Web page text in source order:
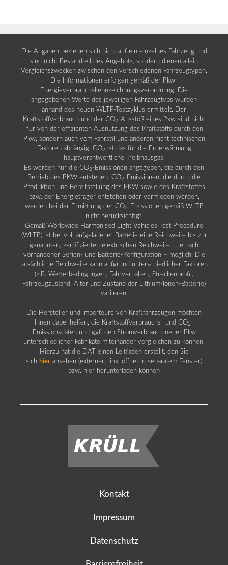
Die Angaben beziehen sich nicht auf ein einzelnes Fahrzeug und
sind nicht Bestandteil des Angebots, sondern dienen allein
Vergleichszwecken zwischen den verschiedenen Fahrzeugtypen.
Die Informationen erfolgen gemäß der Pkw-
Energieverbrauchskennzeichnungsverordnung. Die
angegebenen Werte des jeweiligen Fahrzeugtyps wurden
anhand des neuen WLTP-Testzyklus ermittelt. Der
Kraftstoffverbrauch und der CO2 -Ausstoß eines Pkw sind nicht
nur von der effizienten Ausnutzung des Kraftstoffs durch den
Pkw, sondern auch vom Fahrstil und anderen nicht technischen
Faktoren abhängig. CO2 ist das für die Erderwärmung
hauptverantwortliche Treibhausgas.
Es werden nur die CO2 -Emissionen angegeben, die durch den
Betrieb des PKW entstehen. CO2 -Emissionen, die durch die
Produktion und Bereitstellung des PKW sowie des Kraftstoffes
bzw. der Energieträger entstehen oder vermieden werden,
werden bei der Ermittlung der CO2 -Emissionen gemäß WLTP
nicht berücksichtigt.
Gemäß Worldwide Harmonised Light Vehicles Test Procedure
(WLTP) ist bei voll aufgeladener Batterie eine Reichweite bis zur
genannten, zertifizierten elektrischen Reichweite – je nach
vorhandener Serien- und Batterie-Konfiguration – möglich. Die
tatsächliche Reichweite kann aufgrund unterschiedlicher Faktoren
(z.B. Wetterbedingungen, Fahrverhalten, Streckenprofil,
Fahrzeugzustand, Alter und Zustand der Lithium-Ionen-Batterie)
variieren.
Die Hersteller und Importeure von Kraftfahrzeugen möchten
Ihnen dabei helfen, die Kraftstoffverbrauchs- und CO2 -
Emissionsdaten und ggf. den Stromverbrauch neuer Pkw
unterschiedlicher Fabrikate miteinander vergleichen zu können.
Hierzu hat die DAT einen Leitfaden erstellt, den Sie
sich hier ansehen (externer Link, öffnet in separatem Fenster)
bzw. hier herunterladen können
Kontakt
Impressum
Datenschutz